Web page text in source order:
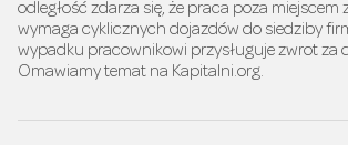
odległość zdarza się, że praca poza miejscem
wymaga cyklicznych dojazdów do siedziby
wypadku pracownikowi przysługuje zwrot za
Omawiamy temat na Kapitalni.org.